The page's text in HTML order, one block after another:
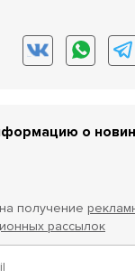
о
получение
рассылок